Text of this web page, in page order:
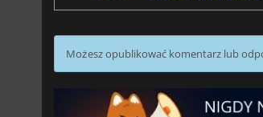
Możesz opublikować komentarz lub